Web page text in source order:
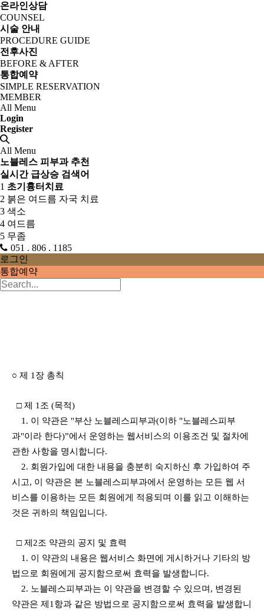
온라인상담
COUNSEL
시술 안내
PROCEDURE GUIDE
전후사진
BEFORE & AFTER
통합예약
SIMPLE RESERVATION
MEMBER
All Menu
Login
Register
All Menu
노블레스 피부과 추천
실시간 급상승 검색어
1 초기흉터치료
2 붉은 여드름 자국 치료
3 색소
4 여드름
5 무좀
051 . 806 . 1185
로그인
통합예약
○ 제 1장 총칙
□ 제 1조 (목적)
1. 이 약관은 "부산 노블레스피부과(이하 "노블레스피부
과"이라 한다)”에서 운영하는 웹서비스의 이용조건 및 절차에
관한 사항을 명시합니다.
2. 회원가입에 대한 내용을 충분히 숙지하신 후 가입하여 주
시고, 이 약관은 본 노블레스피부과에서 운영하는 모든 웹 서
비스를 이용하는 모든 회원에게 적용되며 이를 읽고 이해하는
것은 귀하의 책임입니다.
□ 제2조 약관의 공지 및 효력
1. 이 약관의 내용은 웹서비스 화면에 게시하거나 기타의 방
법으로 회원에게 공지함으로써 효력을 발생합니다.
2. 노블레스피부과는 이 약관을 변경할 수 있으며, 변경된
약관은 제1항과 같은 방법으로 공지함으로써 효력을 발생합니